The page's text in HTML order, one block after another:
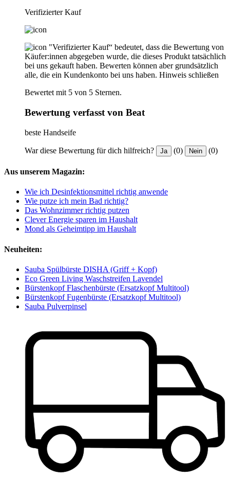
Verifizierter Kauf
"Verifizierter Kauf“ bedeutet, dass die Bewertung von
Käufer:innen abgegeben wurde, die dieses Produkt tatsächlich
bei uns gekauft haben. Bewerten können aber grundsätzlich
alle, die ein Kundenkonto bei uns haben. Hinweis schließen
Bewertet mit 5 von 5 Sternen.
Bewertung verfasst von Beat
beste Handseife
War diese Bewertung für dich hilfreich? Ja (0) Nein (0)
Aus unserem Magazin:
Wie ich Desinfektionsmittel richtig anwende
Wie putze ich mein Bad richtig?
Das Wohnzimmer richtig putzen
Clever Energie sparen im Haushalt
Mond als Geheimtipp im Haushalt
Neuheiten:
Sauba Spülbürste DISHA (Griff + Kopf)
Eco Green Living Waschstreifen Lavendel
Bürstenkopf Flaschenbürste (Ersatzkopf Multitool)
Bürstenkopf Fugenbürste (Ersatzkopf Multitool)
Sauba Pulverpinsel